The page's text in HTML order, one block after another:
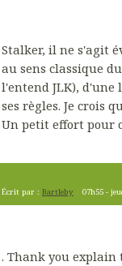
Stalker, il ne s'agit
au sens classique
l'entend JLK), d'une
ses règles. Je crois
Un petit effort pour
Écrit par : Bartleby 07h55 -
. Thank you explain